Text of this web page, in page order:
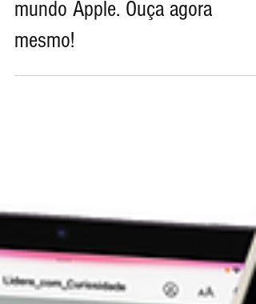
mundo Apple. Ouça agora